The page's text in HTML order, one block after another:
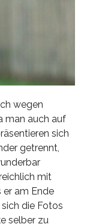
wegen
man auch auf
sich
getrennt,
mit
er am Ende
die Fotos
selber zu